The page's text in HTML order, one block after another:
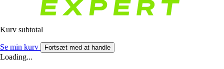
Kurv subtotal
Se min kurv Fortsæt med at handle
Loading...